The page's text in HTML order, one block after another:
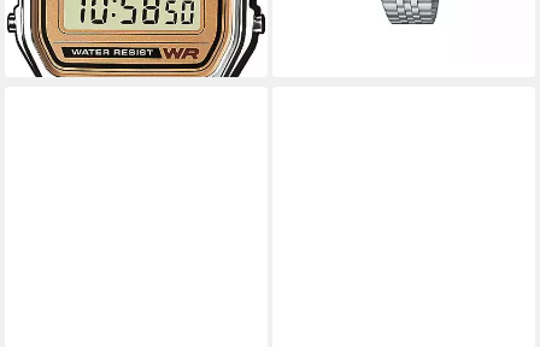
lieferbar - in 1-2 Werktagen bei dir
+4